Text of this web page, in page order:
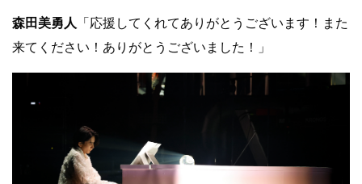
森田美勇人
「応援してくれてありがとうございます！また
来てください！ありがとうございました！」